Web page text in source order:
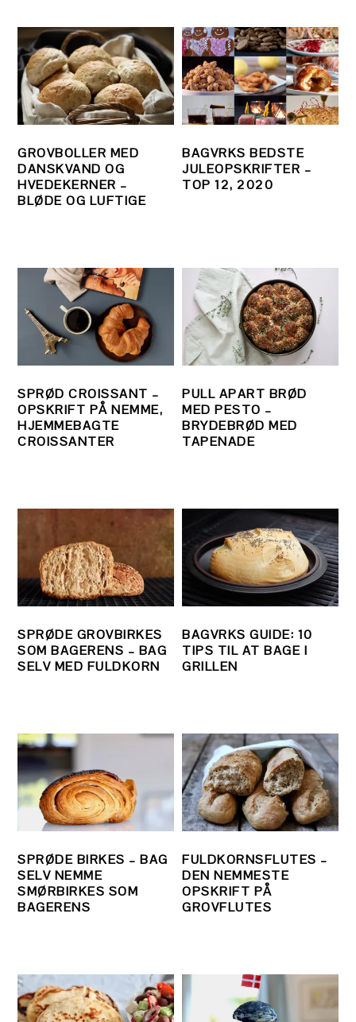
GROVBOLLER MED
DANSKVAND OG
HVEDEKERNER –
BLØDE OG LUFTIGE
BAGVRKS BEDSTE
JULEOPSKRIFTER –
TOP 12, 2020
SPRØD CROISSANT –
OPSKRIFT PÅ NEMME,
HJEMMEBAGTE
CROISSANTER
PULL APART BRØD
MED PESTO –
BRYDEBRØD MED
TAPENADE
SPRØDE GROVBIRKES
SOM BAGERENS – BAG
SELV MED FULDKORN
BAGVRKS GUIDE: 10
TIPS TIL AT BAGE I
GRILLEN
SPRØDE BIRKES – BAG
SELV NEMME
SMØRBIRKES SOM
BAGERENS
FULDKORNSFLUTES –
DEN NEMMESTE
OPSKRIFT PÅ
GROVFLUTES